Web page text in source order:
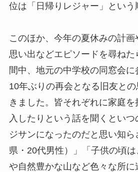
位は「日帰りレジャー」という
このほか、今年の夏休みの計
思い出などエピソードを尋ね
間中、地元の中学校の同窓会
10年ぶりの再会となる旧友と
きました。皆それぞれに家庭
入したりという話を聞くとい
ジサンになったのだと思い知
県・20代男性）」「子供の頃
や自然豊かな山など色々な所